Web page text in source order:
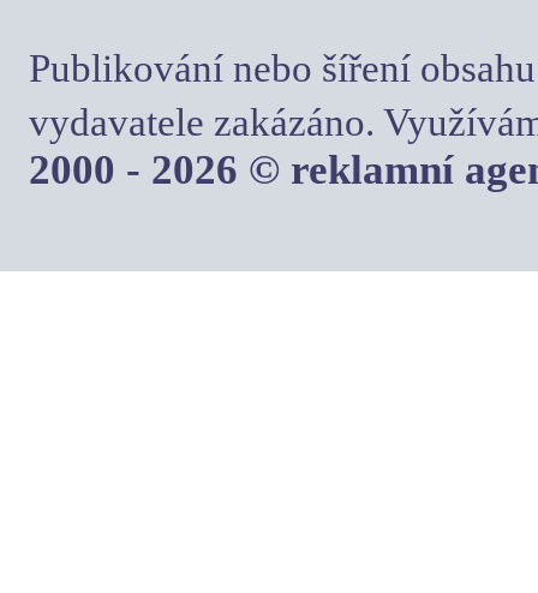
Publikování nebo šíření
vydavatele zakázáno.
2000 - 2026 © reklamní